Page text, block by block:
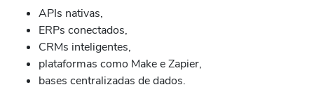
APIs nativas,
ERPs conectados,
CRMs inteligentes,
plataformas como Make e Zapier,
bases centralizadas de dados.